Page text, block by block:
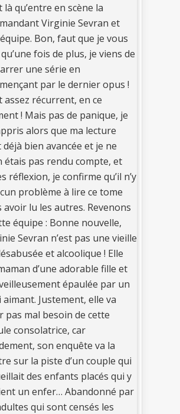
là qu’entre en scène la
Virginie Sevran et
Bon, faut que je vous
fois de plus, je viens de
une série en
par le dernier opus !
assez récurrent, en ce
! Mais pas de panique, je
alors que ma lecture
bien avancée et je ne
étais pas rendu compte, et
réflexion, je confirme qu’il n’y
problème à lire ce tome
avoir lu les autres. Revenons
équipe : Bonne nouvelle,
Sevran n’est pas une vieille
et alcoolique ! Elle
d’une adorable fille et
épaulée par un
aimant. Justement, elle va
pas mal besoin de cette
consolatrice, car
son enquête va la
sur la piste d’un couple qui
des enfants placés qui y
un enfer… Abandonné par
qui sont censés les